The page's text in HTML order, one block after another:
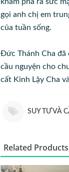
gọi anh chị em
của tuần sống.
Đức Thánh Cha đã
cầu nguyện cho
cất Kinh Lậy Cha
SUY TƯ VÀ
Related Products